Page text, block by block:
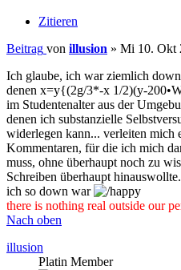
Zitieren
Beitrag von illusion » Mi 10. Okt
Ich glaube, ich war ziemlich
denen x=y{(2g/3*-x 1/2)(y-
im Studentenalter aus der
denen ich substanzielle
widerlegen kann... verleiten mich
Kommentaren, für die ich mich
muss, ohne überhaupt noch zu
Schreiben überhaupt
ich so down war
there is nothing real outside our
Nach oben
illusion
Platin Member